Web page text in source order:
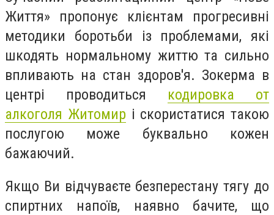
Життя» пропонує клієнтам прогресивні
методики боротьби із проблемами, які
шкодять нормальному життю та сильно
впливають на стан здоров'я. Зокерма в
центрі проводиться кодировка от
алкоголя Житомир і скористатися такою
послугою може буквально кожен
бажаючий.
Якщо Ви відчуваєте безперестану тягу до
спиртних напоїв, наявно бачите, що